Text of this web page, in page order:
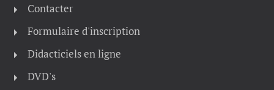
Contacter
Formulaire d'inscription
Didacticiels en ligne
DVD's